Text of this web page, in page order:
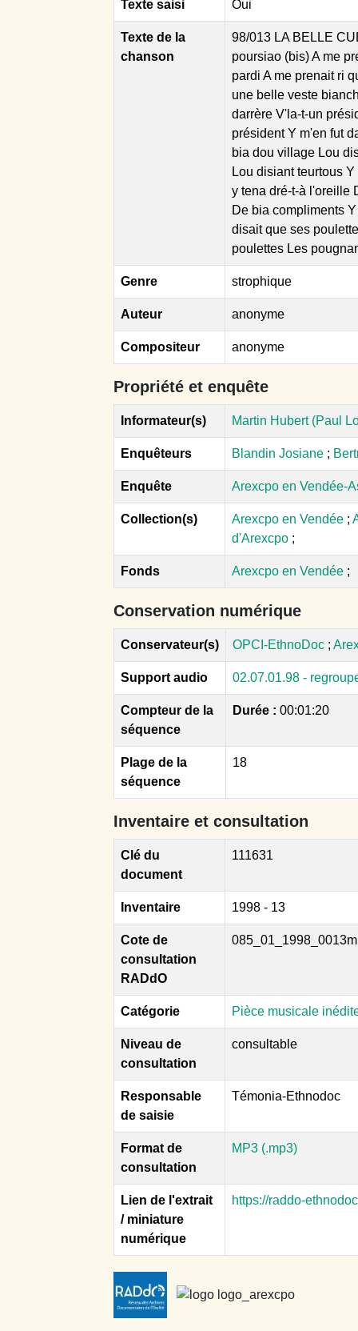
Texte saisi Oui
Texte de la
chanson
98/013 LA BELLE
poursiao (bis) A me
pardi A me prenait ri
une belle veste
darrère V'la-t-un
président Y m'en fut
bia dou village Lou
Lou disiant teurtous
y tena dré-t-à l'oreille
De bia compliments
disait que ses
poulettes Les
Genre strophique
Auteur anonyme
Compositeur anonyme
Propriété et enquête
Informateur(s) Martin Hubert (Paul
Enquêteurs Blandin Josiane ;
Enquête Arexcpo en Vendée-
Collection(s) Arexcpo en Vendée ;
d'Arexcpo ;
Fonds Arexcpo en Vendée ;
Conservation numérique
Conservateur(s) OPCI-EthnoDoc ;
Support audio 02.07.01.98 -
Compteur de la
séquence
Durée : 00:01:20
Plage de la
séquence
18
Inventaire et consultation
Clé du
document
111631
Inventaire 1998 - 13
Cote de
consultation
RADdO
Catégorie Pièce musicale
Niveau de
consultation
consultable
Responsable
de saisie
Témonia-Ethnodoc
Format de
consultation
MP3 (.mp3)
Lien de l'extrait
/ miniature
numérique
https://raddo-